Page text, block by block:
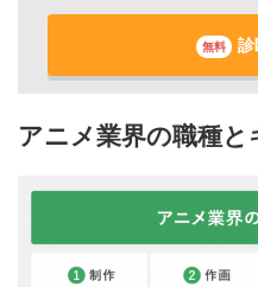
無料 診
アニメ業界の職種と